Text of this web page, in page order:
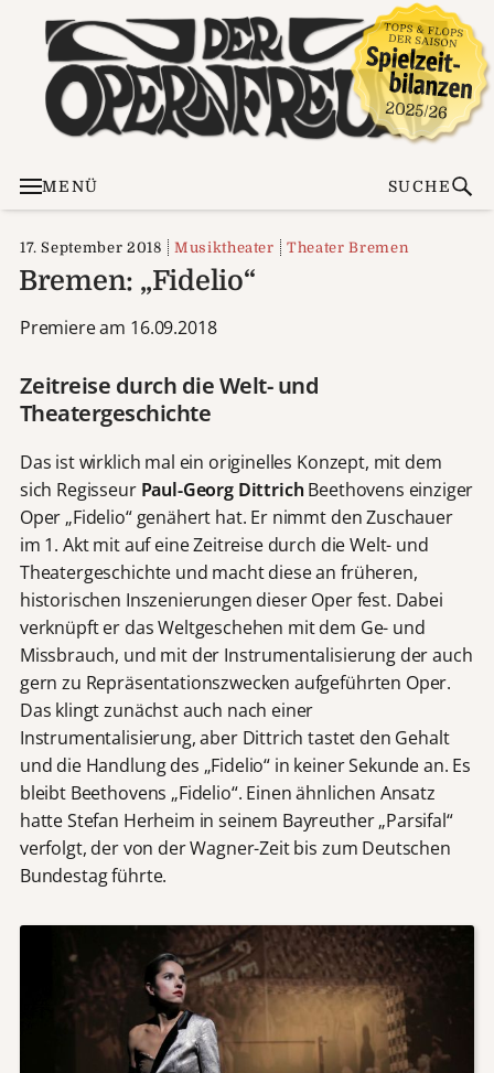
MENÜ SUCHE
17. September 2018 Musiktheater Theater Bremen
Bremen: „Fidelio“
Premiere am 16.09.2018
Zeitreise durch die Welt- und
Theatergeschichte
Das ist wirklich mal ein originelles Konzept, mit dem
sich Regisseur Paul-Georg DittrichBeethovens einziger
Oper „Fidelio“ genähert hat. Er nimmt den Zuschauer
im 1. Akt mit auf eine Zeitreise durch die Welt- und
Theatergeschichte und macht diese an früheren,
historischen Inszenierungen dieser Oper fest. Dabei
verknüpft er das Weltgeschehen mit dem Ge- und
Missbrauch, und mit der Instrumentalisierung der auch
gern zu Repräsentationszwecken aufgeführten Oper.
Das klingt zunächst auch nach einer
Instrumentalisierung, aber Dittrich tastet den Gehalt
und die Handlung des „Fidelio“ in keiner Sekunde an. Es
bleibt Beethovens „Fidelio“. Einen ähnlichen Ansatz
hatte Stefan Herheim in seinem Bayreuther „Parsifal“
verfolgt, der von der Wagner-Zeit bis zum Deutschen
Bundestag führte.